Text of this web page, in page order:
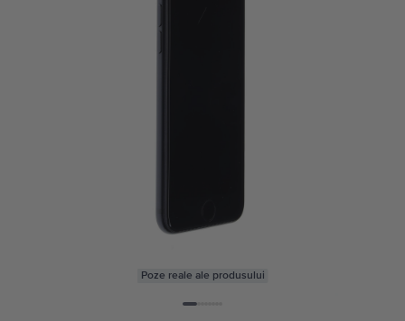
Poze reale ale produsului